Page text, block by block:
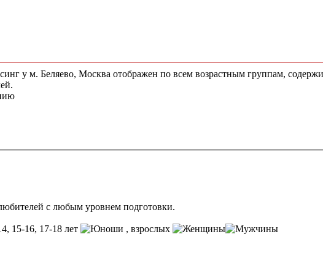
у м. Беляево, Москва отображен по всем возрастным группам,
с любым уровнем подготовки.
15-16, 17-18 лет , взрослых